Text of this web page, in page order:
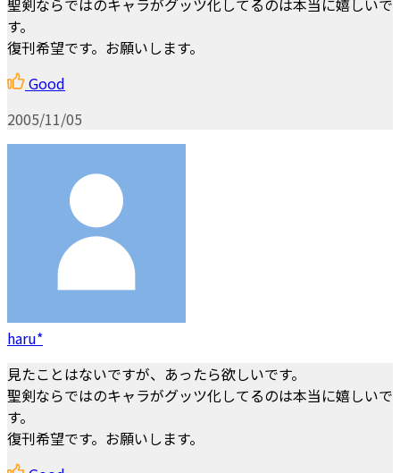
す。
復刊希望です。お願いします。
Good
2005/11/05
haru*
見たことはないですが、あったら欲しいです。
聖剣ならではのキャラがグッツ化してるのは本当に嬉しいで
す。
復刊希望です。お願いします。